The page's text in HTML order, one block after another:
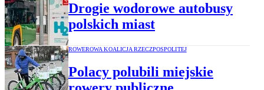
Drogie wodorowe autobusy
polskich miast
ROWEROWA KOALICJA RZECZPOSPOLITEJ
Polacy polubili miejskie